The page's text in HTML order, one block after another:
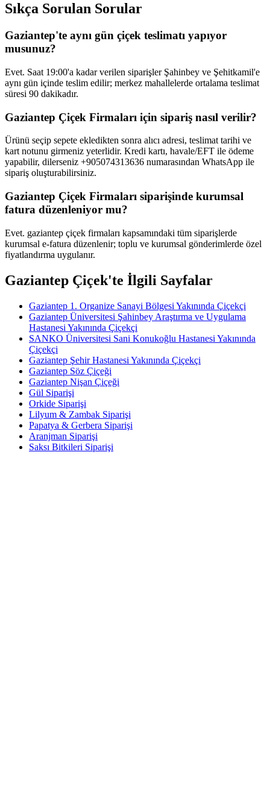
Sıkça Sorulan Sorular
Gaziantep'te aynı gün çiçek teslimatı yapıyor
musunuz?
Evet. Saat 19:00'a kadar verilen siparişler Şahinbey ve Şehitkamil'e
aynı gün içinde teslim edilir; merkez mahallelerde ortalama teslimat
süresi 90 dakikadır.
Gaziantep Çiçek Firmaları için sipariş nasıl verilir?
Ürünü seçip sepete ekledikten sonra alıcı adresi, teslimat tarihi ve
kart notunu girmeniz yeterlidir. Kredi kartı, havale/EFT ile ödeme
yapabilir, dilerseniz +905074313636 numarasından WhatsApp ile
sipariş oluşturabilirsiniz.
Gaziantep Çiçek Firmaları siparişinde kurumsal
fatura düzenleniyor mu?
Evet. gaziantep çiçek firmaları kapsamındaki tüm siparişlerde
kurumsal e-fatura düzenlenir; toplu ve kurumsal gönderimlerde özel
fiyatlandırma uygulanır.
Gaziantep Çiçek'te İlgili Sayfalar
Gaziantep 1. Organize Sanayi Bölgesi Yakınında Çiçekçi
Gaziantep Üniversitesi Şahinbey Araştırma ve Uygulama
Hastanesi Yakınında Çiçekçi
SANKO Üniversitesi Sani Konukoğlu Hastanesi Yakınında
Çiçekçi
Gaziantep Şehir Hastanesi Yakınında Çiçekçi
Gaziantep Söz Çiçeği
Gaziantep Nişan Çiçeği
Gül Siparişi
Orkide Siparişi
Lilyum & Zambak Siparişi
Papatya & Gerbera Siparişi
Aranjman Siparişi
Saksı Bitkileri Siparişi